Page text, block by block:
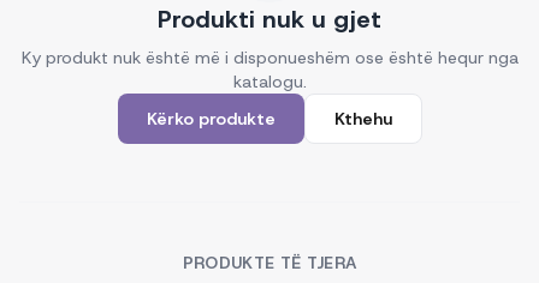
Produkti nuk u gjet
Ky produkt nuk është më i disponueshëm ose është hequr nga
katalogu.
Kërko produkte
Kthehu
PRODUKTE TË TJERA